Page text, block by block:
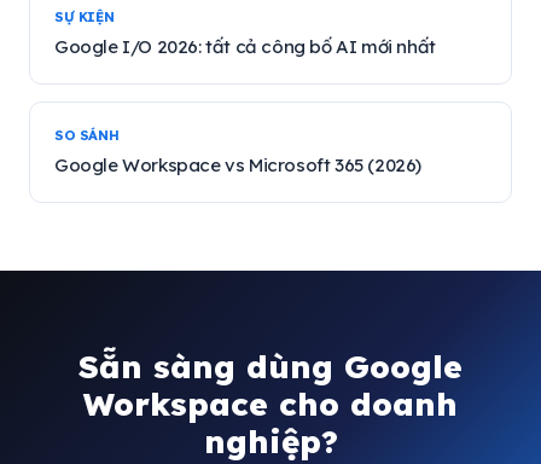
SỰ KIỆN
Google I/O 2026: tất cả công bố AI mới nhất
SO SÁNH
Google Workspace vs Microsoft 365 (2026)
Sẵn sàng dùng Google
Workspace cho doanh
nghiệp?